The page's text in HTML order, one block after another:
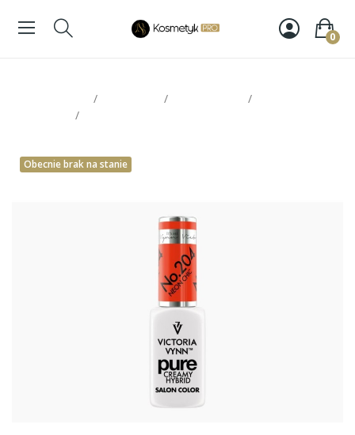
0
Obecnie brak na stanie